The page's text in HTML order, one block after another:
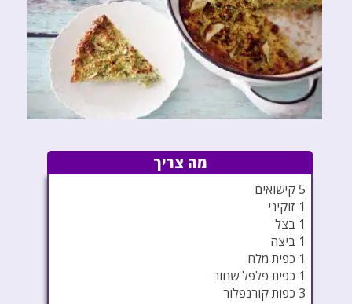
מה צריך
5 קישואים
1 זוקיני
1 בצל
1 ביצה
1 כפית מלח
1 כפית פלפל שחור
3 כפות קורנפלור